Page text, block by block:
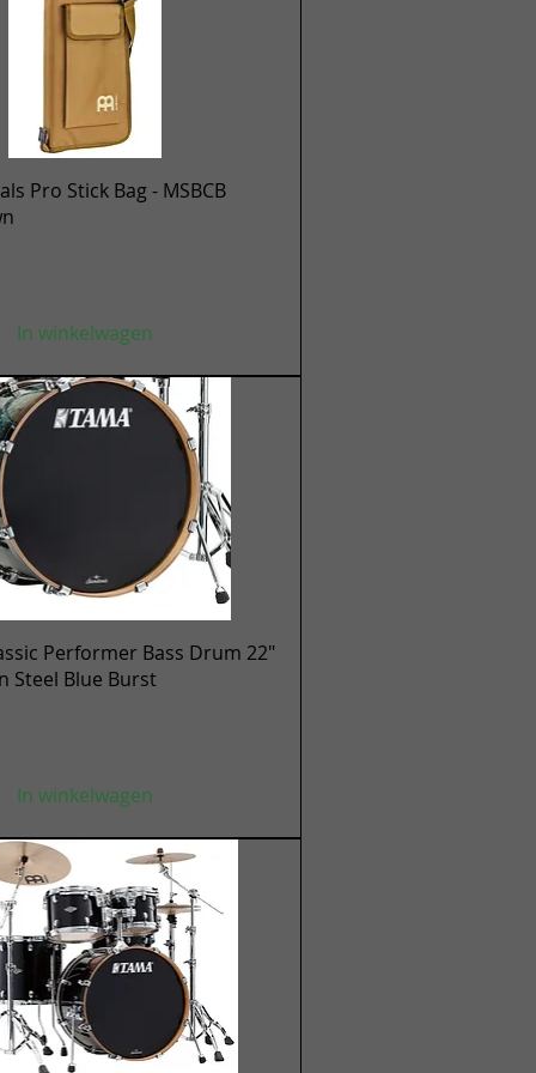
Snel overzicht
Pro Stick Bag - MSBCB
In winkelwagen
Snel overzicht
Performer Bass Drum 22"
Steel Blue Burst
In winkelwagen